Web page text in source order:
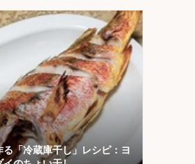
る「冷蔵庫干し」レシピ：ヨ